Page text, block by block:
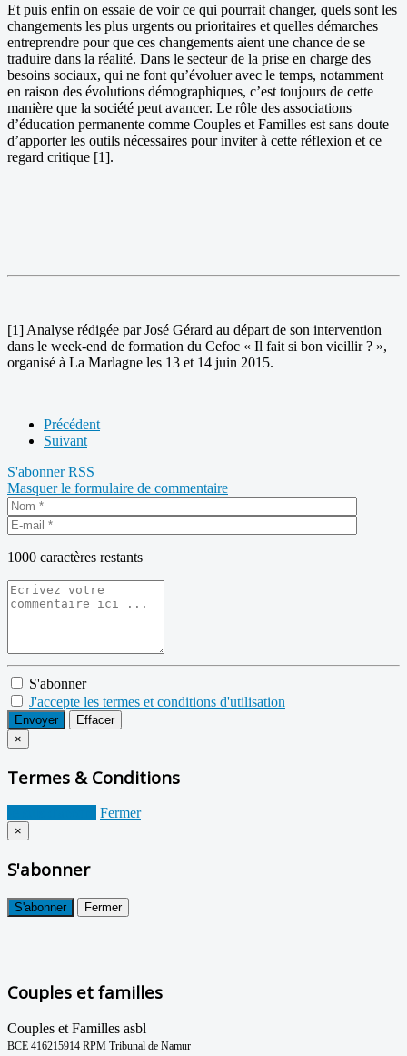
Et puis enfin on essaie de voir ce qui pourrait changer, quels sont les
changements les plus urgents ou prioritaires et quelles démarches
entreprendre pour que ces changements aient une chance de se
traduire dans la réalité. Dans le secteur de la prise en charge des
besoins sociaux, qui ne font qu’évoluer avec le temps, notamment
en raison des évolutions démographiques, c’est toujours de cette
manière que la société peut avancer. Le rôle des associations
d’éducation permanente comme Couples et Familles est sans doute
d’apporter les outils nécessaires pour inviter à cette réflexion et ce
regard critique [1].
[1] Analyse rédigée par José Gérard au départ de son intervention
dans le week-end de formation du Cefoc « Il fait si bon vieillir ? »,
organisé à La Marlagne les 13 et 14 juin 2015.
Précédent
Suivant
S'abonnerRSS
Masquer le formulaire de commentaire
1000 caractères restants
S'abonner
J'accepte les termes et conditions d'utilisation
Envoyer
Effacer
×
Termes & Conditions
Fermer
×
S'abonner
S'abonner Fermer
Couples et familles
Couples et Familles asbl
BCE 416215914 RPM Tribunal de Namur